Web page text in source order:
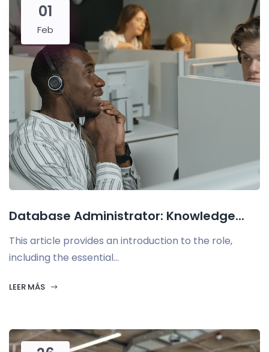
01
Feb
Database Administrator: Knowledge...
This article provides an introduction to the role,
including the essential...
LEER MÁS